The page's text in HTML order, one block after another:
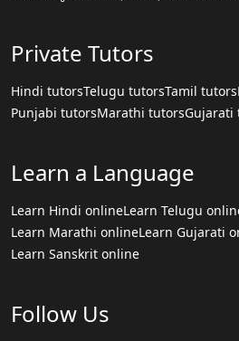
Private Tutors
Hindi tutorsTelugu tutorsTamil tutors
Punjabi tutorsMarathi tutorsGujarati
Learn a Language
Learn Hindi onlineLearn Telugu
Learn Marathi onlineLearn Gujarati
Learn Sanskrit online
Follow Us